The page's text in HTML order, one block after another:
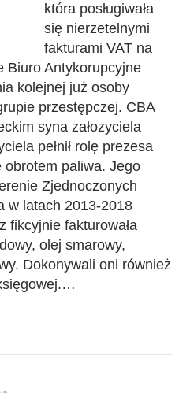
która posługiwała
się nierzetelnymi
fakturami VAT na
Biuro Antykorupcyjne
kolejnej już osoby
przestępczej. CBA
syna załozyciela
pełnił rolę prezesa
obrotem paliwa. Jego
Zjednoczonych
w latach 2013-2018
fikcyjnie fakturowała
olej smarowy,
Dokonywali oni również